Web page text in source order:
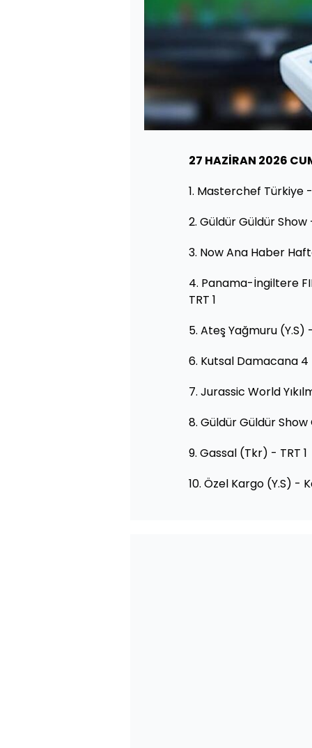
27 HAZİRAN 2026
1. Masterchef Türkiye
2. Güldür Güldür Show
3. Now Ana Haber
4. Panama-İngiltere
TRT 1
5. Ateş Yağmuru (Y.S)
6. Kutsal Damacana 4
7. Jurassic World
8. Güldür Güldür
9. Gassal (Tkr) - TRT 1
10. Özel Kargo (Y.S) -